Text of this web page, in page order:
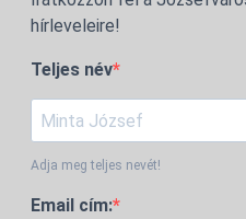
hírleveleire!
Teljes név
Adja meg teljes nevét!
Email cím: